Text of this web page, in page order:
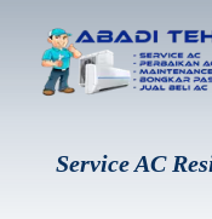
Service AC